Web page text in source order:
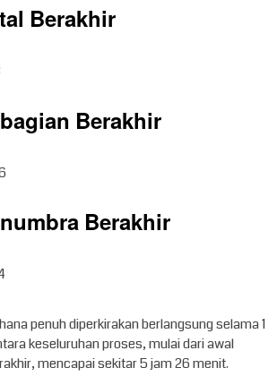
Berakhir
Berakhir
Berakhir
penuh diperkirakan berlangsung selama 1
keseluruhan proses, mulai dari awal
mencapai sekitar 5 jam 26 menit.